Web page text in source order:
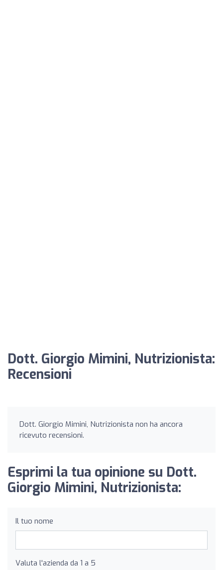
Dott. Giorgio Mimini, Nutrizionista:
Recensioni
Dott. Giorgio Mimini, Nutrizionista non ha ancora
ricevuto recensioni.
Esprimi la tua opinione su Dott.
Giorgio Mimini, Nutrizionista:
Il tuo nome
Valuta l'azienda da 1 a 5